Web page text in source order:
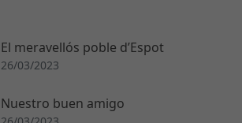
El meravellós poble d’Espot
26/03/2023